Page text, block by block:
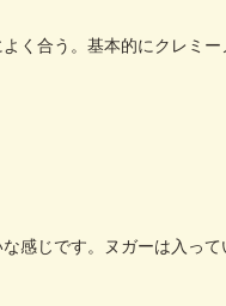
く合う。基本的にクレミー
感じです。ヌガーは入って